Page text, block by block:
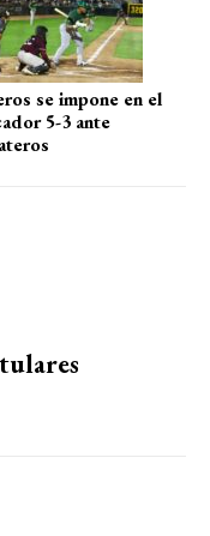
se impone en el
5-3 ante